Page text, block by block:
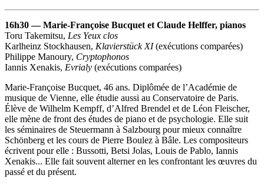
16h30 — Marie-Françoise Bucquet et Claude Helffer, pianos
Toru Takemitsu, Les Yeux clos
Karlheinz Stockhausen, Klavierstück XI(exécutions comparées)
Philippe Manoury, Cryptophonos
Iannis Xenakis, Evrialy (exécutions comparées)
Marie-Françoise Bucquet, 46 ans. Diplômée de l’Académie de
musique de Vienne, elle étudie aussi au Conservatoire de Paris.
Élève de Wilhelm Kempff, d’Alfred Brendel et de Léon Fleischer,
elle mène de front des études de piano et de psychologie. Elle suit
les séminaires de Steuermann à Salzbourg pour mieux connaître
Schönberg et les cours de Pierre Boulez à Bâle. Les compositeurs
écrivent pour elle : Bussotti, Betsi Jolas, Louis de Pablo, Iannis
Xenakis... Elle fait souvent alterner en les confrontant les œuvres du
passé et du présent.